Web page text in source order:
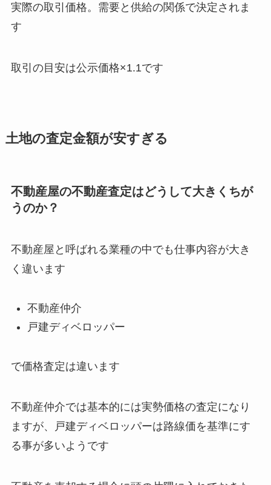
実際の取引価格。需要と供給の関係で決定されま
す
取引の目安は公示価格×1.1です
土地の査定金額が安すぎる
不動産屋の不動産査定はどうして大きくちが
うのか？
不動産屋と呼ばれる業種の中でも仕事内容が大き
く違います
不動産仲介
戸建ディベロッパー
で価格査定は違います
不動産仲介では基本的には実勢価格の査定になり
ますが、戸建ディベロッパーは路線価を基準にす
る事が多いようです